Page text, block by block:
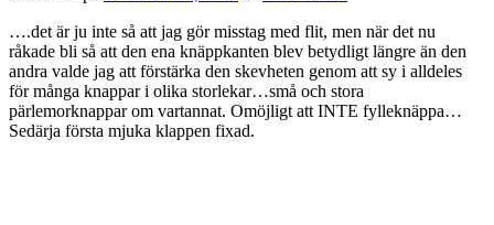
….det är ju inte så att jag gör misstag med flit, men när det nu
råkade bli så att den ena knäppkanten blev betydligt längre än den
andra valde jag att förstärka den skevheten genom att sy i alldeles
för många knappar i olika storlekar…små och stora
pärlemorknappar om vartannat. Omöjligt att INTE fylleknäppa…
Sedärja första mjuka klappen fixad.